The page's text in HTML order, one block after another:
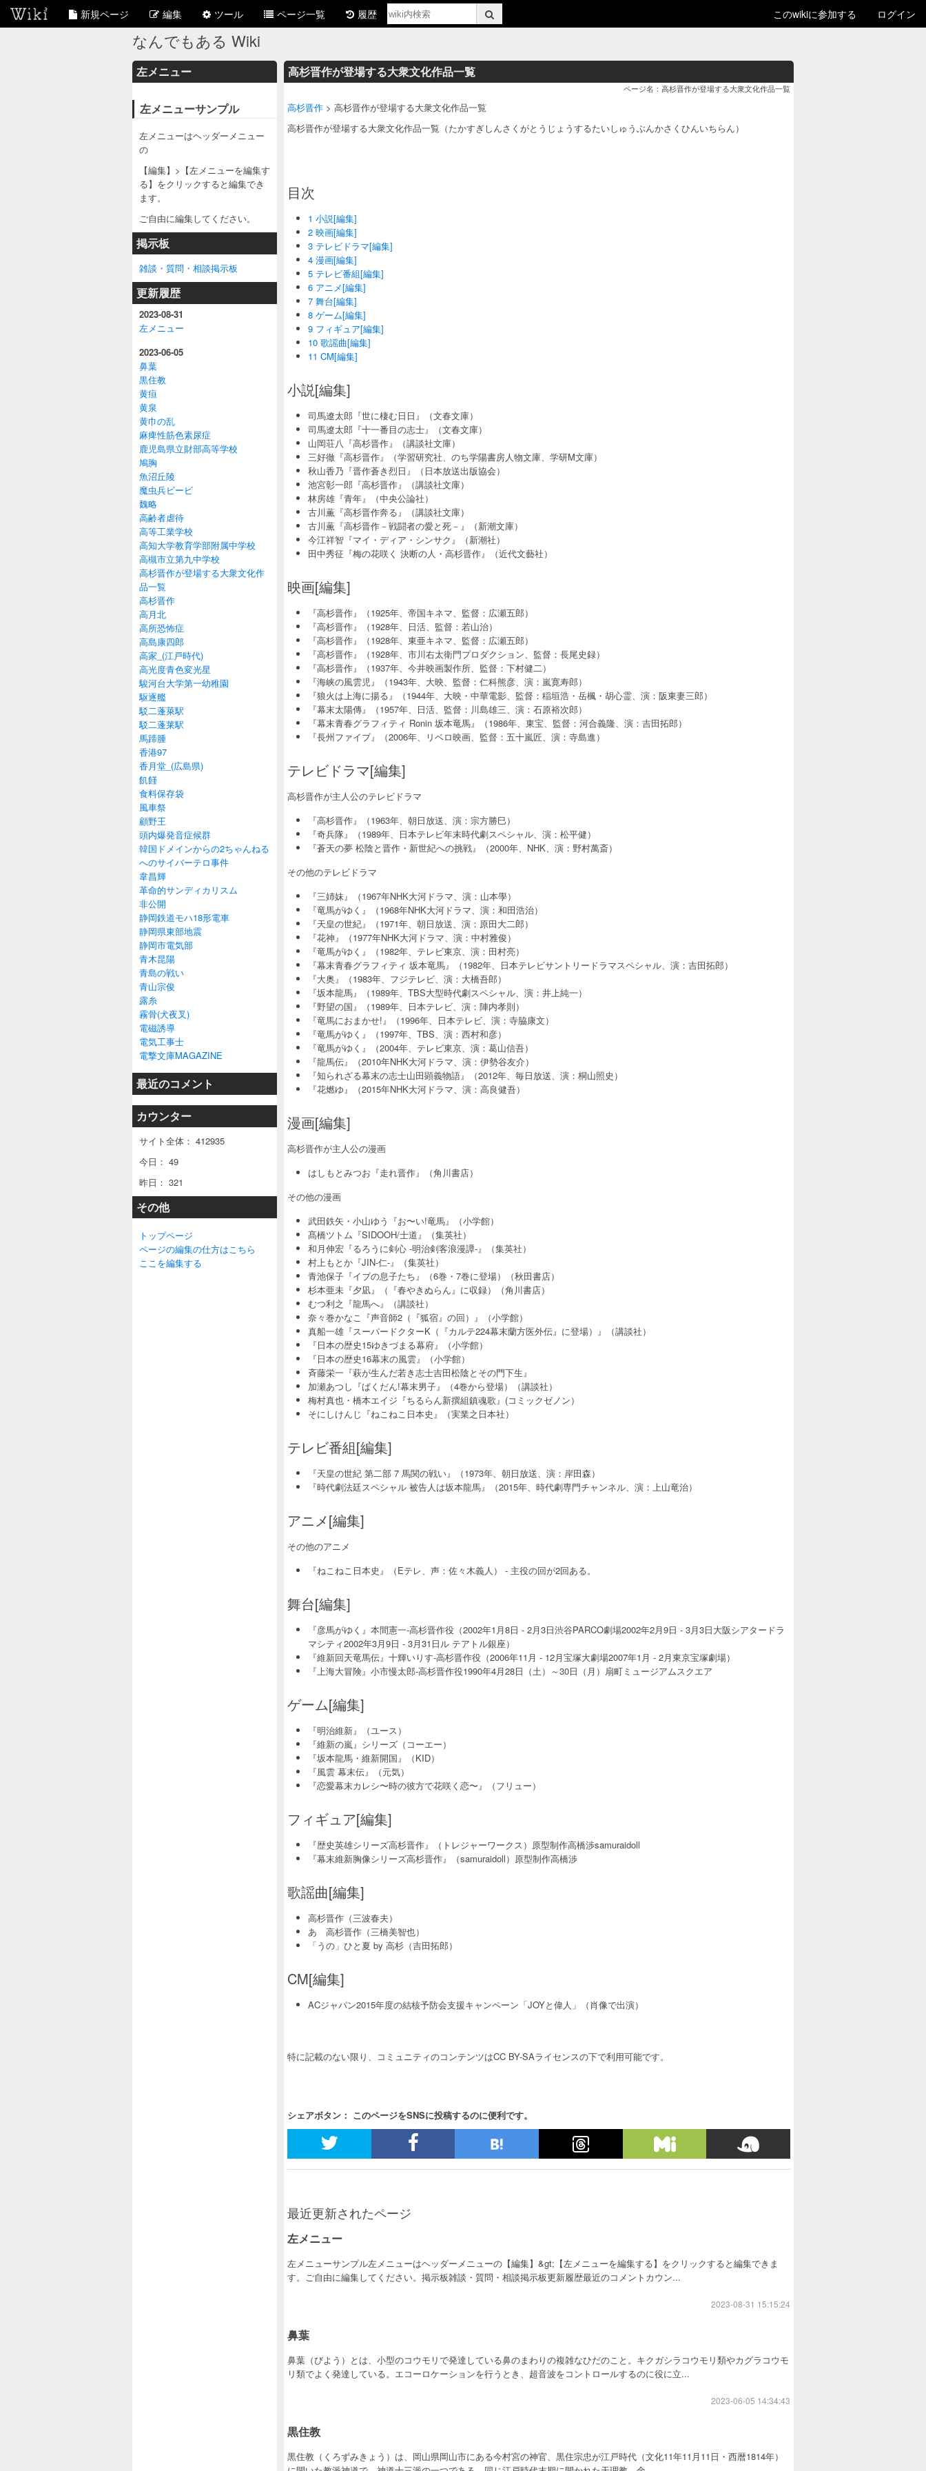
新規ページ 編集 ツール ページ一覧 履歴 このwikiに参加する ログイン
なんでもある Wiki
左メニュー
左メニューサンプル
左メニューはヘッダーメニュー
の
【編集】>【左メニューを編集す
る】をクリックすると編集でき
ます。
ご自由に編集してください。
掲示板
雑談・質問・相談掲示板
更新履歴
2023-08-31
左メニュー
2023-06-05
鼻葉
黒住教
黄疸
黄泉
黄巾の乱
麻痺性筋色素尿症
鹿児島県立財部高等学校
鳩胸
魚沼丘陵
魔虫兵ビービ
魏略
高齢者虐待
高等工業学校
高知大学教育学部附属中学校
高槻市立第九中学校
高杉晋作が登場する大衆文化作
品一覧
高杉晋作
高月北
高所恐怖症
高島康四郎
高家_(江戸時代)
高光度青色変光星
駿河台大学第一幼稚園
駆逐艦
駁二蓬萊駅
駁二蓬莱駅
馬蹄腫
香港97
香月堂_(広島県)
飢饉
食料保存袋
風車祭
顧野王
頭内爆発音症候群
韓国ドメインからの2ちゃんねる
へのサイバーテロ事件
韋昌輝
革命的サンディカリスム
非公開
静岡鉄道モハ18形電車
静岡県東部地震
静岡市電気部
青木昆陽
青島の戦い
青山宗俊
露糸
霧骨(犬夜叉)
電磁誘導
電気工事士
電撃文庫MAGAZINE
最近のコメント
カウンター
サイト全体： 412935
今日： 49
昨日： 321
その他
トップページ
ページの編集の仕方はこちら
ここを編集する
高杉晋作が登場する大衆文化作品一覧
ページ名：高杉晋作が登場する大衆文化作品一覧
高杉晋作 > 高杉晋作が登場する大衆文化作品一覧
高杉晋作が登場する大衆文化作品一覧（たかすぎしんさくがとうじょうするたいしゅうぶんかさくひんいちらん）
目次
1 小説[編集]
2 映画[編集]
3 テレビドラマ[編集]
4 漫画[編集]
5 テレビ番組[編集]
6 アニメ[編集]
7 舞台[編集]
8 ゲーム[編集]
9 フィギュア[編集]
10 歌謡曲[編集]
11 CM[編集]
小説[編集]
司馬遼太郎『世に棲む日日』（文春文庫）
司馬遼太郎『十一番目の志士』（文春文庫）
山岡荘八『高杉晋作』（講談社文庫）
三好徹『高杉晋作』（学習研究社、のち学陽書房人物文庫、学研M文庫）
秋山香乃『晋作蒼き烈日』（日本放送出版協会）
池宮彰一郎『高杉晋作』（講談社文庫）
林房雄『青年』（中央公論社）
古川薫『高杉晋作奔る』（講談社文庫）
古川薫『高杉晋作－戦闘者の愛と死－』（新潮文庫）
今江祥智『マイ・ディア・シンサク』（新潮社）
田中秀征『梅の花咲く 決断の人・高杉晋作』（近代文藝社）
映画[編集]
『高杉晋作』（1925年、帝国キネマ、監督：広瀬五郎）
『高杉晋作』（1928年、日活、監督：若山治）
『高杉晋作』（1928年、東亜キネマ、監督：広瀬五郎）
『高杉晋作』（1928年、市川右太衛門プロダクション、監督：長尾史録）
『高杉晋作』（1937年、今井映画製作所、監督：下村健二）
『海峡の風雲児』（1943年、大映、監督：仁科熊彦、演：嵐寛寿郎）
『狼火は上海に揚る』（1944年、大映・中華電影、監督：稲垣浩・岳楓・胡心霊、演：阪東妻三郎）
『幕末太陽傳』（1957年、日活、監督：川島雄三、演：石原裕次郎）
『幕末青春グラフィティ Ronin 坂本竜馬』（1986年、東宝、監督：河合義隆、演：吉田拓郎）
『長州ファイブ』（2006年、リベロ映画、監督：五十嵐匠、演：寺島進）
テレビドラマ[編集]
高杉晋作が主人公のテレビドラマ
『高杉晋作』（1963年、朝日放送、演：宗方勝巳）
『奇兵隊』（1989年、日本テレビ年末時代劇スペシャル、演：松平健）
『蒼天の夢 松陰と晋作・新世紀への挑戦』（2000年、NHK、演：野村萬斎）
その他のテレビドラマ
『三姉妹』（1967年NHK大河ドラマ、演：山本學）
『竜馬がゆく』（1968年NHK大河ドラマ、演：和田浩治）
『天皇の世紀』（1971年、朝日放送、演：原田大二郎）
『花神』（1977年NHK大河ドラマ、演：中村雅俊）
『竜馬がゆく』（1982年、テレビ東京、演：田村亮）
『幕末青春グラフィティ 坂本竜馬』（1982年、日本テレビサントリードラマスペシャル、演：吉田拓郎）
『大奥』（1983年、フジテレビ、演：大橋吾郎）
『坂本龍馬』（1989年、TBS大型時代劇スペシャル、演：井上純一）
『野望の国』（1989年、日本テレビ、演：陣内孝則）
『竜馬におまかせ!』（1996年、日本テレビ、演：寺脇康文）
『竜馬がゆく』（1997年、TBS、演：西村和彦）
『竜馬がゆく』（2004年、テレビ東京、演：葛山信吾）
『龍馬伝』（2010年NHK大河ドラマ、演：伊勢谷友介）
『知られざる幕末の志士山田顕義物語』（2012年、毎日放送、演：桐山照史）
『花燃ゆ』（2015年NHK大河ドラマ、演：高良健吾）
漫画[編集]
高杉晋作が主人公の漫画
はしもとみつお『走れ晋作』（角川書店）
その他の漫画
武田鉄矢・小山ゆう『お〜い!竜馬』（小学館）
髙橋ツトム『SIDOOH/士道』（集英社）
和月伸宏『るろうに剣心 -明治剣客浪漫譚-』（集英社）
村上もとか『JIN-仁-』（集英社）
青池保子『イブの息子たち』（6巻・7巻に登場）（秋田書店）
杉本亜未『夕凪』（『春やきぬらん』に収録）（角川書店）
むつ利之『龍馬へ』（講談社）
奈々巻かなこ『声音師2（『狐宿』の回）』（小学館）
真船一雄『スーパードクターK（『カルテ224幕末蘭方医外伝』に登場）』（講談社）
『日本の歴史15ゆきづまる幕府』（小学館）
『日本の歴史16幕末の風雲』（小学館）
斉藤栄一『萩が生んだ若き志士吉田松陰とその門下生』
加瀬あつし『ばくだん!幕末男子』（4巻から登場）（講談社）
梅村真也・橋本エイジ『ちるらん新撰組鎮魂歌』(コミックゼノン）
そにしけんじ『ねこねこ日本史』（実業之日本社）
テレビ番組[編集]
『天皇の世紀 第二部 7 馬関の戦い』（1973年、朝日放送、演：岸田森）
『時代劇法廷スペシャル 被告人は坂本龍馬』（2015年、時代劇専門チャンネル、演：上山竜治）
アニメ[編集]
その他のアニメ
『ねこねこ日本史』（Eテレ、声：佐々木義人） - 主役の回が2回ある。
舞台[編集]
『彦馬がゆく』本間憲一-高杉晋作役（2002年1月8日 - 2月3日渋谷PARCO劇場2002年2月9日 - 3月3日大阪シアタードラ
マシティ2002年3月9日 - 3月31日ル テアトル銀座）
『維新回天竜馬伝』十輝いりす-高杉晋作役（2006年11月 - 12月宝塚大劇場2007年1月 - 2月東京宝塚劇場）
『上海大冒険』小市慢太郎-高杉晋作役1990年4月28日（土）～30日（月）扇町ミュージアムスクエア
ゲーム[編集]
『明治維新』（ユース）
『維新の嵐』シリーズ（コーエー）
『坂本龍馬・維新開国』（KID）
『風雲 幕末伝』（元気）
『恋愛幕末カレシ〜時の彼方で花咲く恋〜』（フリュー）
フィギュア[編集]
『歴史英雄シリーズ高杉晋作』（トレジャーワークス）原型制作高橋渉samuraidoll
『幕末維新胸像シリーズ高杉晋作』（samuraidoll）原型制作高橋渉
歌謡曲[編集]
高杉晋作（三波春夫）
あゝ高杉晋作（三橋美智也）
「うの」ひと夏 by 高杉（吉田拓郎）
CM[編集]
ACジャパン2015年度の結核予防会支援キャンペーン「JOYと偉人」（肖像で出演）
特に記載のない限り、コミュニティのコンテンツはCC BY-SAライセンスの下で利用可能です。
シェアボタン： このページをSNSに投稿するのに便利です。
最近更新されたページ
左メニュー
左メニューサンプル左メニューはヘッダーメニューの【編集】&gt;【左メニューを編集する】をクリックすると編集できま
す。ご自由に編集してください。掲示板雑談・質問・相談掲示板更新履歴最近のコメントカウン...
2023-08-31 15:15:24
鼻葉
鼻葉（びよう）とは、小型のコウモリで発達している鼻のまわりの複雑なひだのこと。キクガシラコウモリ類やカグラコウモ
リ類でよく発達している。エコーロケーションを行うとき、超音波をコントロールするのに役に立...
2023-06-05 14:34:43
黒住教
黒住教（くろずみきょう）は、岡山県岡山市にある今村宮の神官、黒住宗忠が江戸時代（文化11年11月11日・西暦1814年）